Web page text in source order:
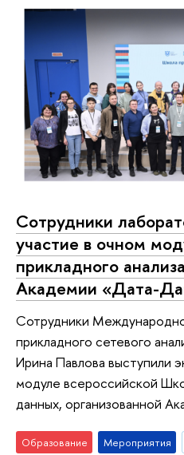
Сотрудники
участие в очном
прикладного
Академии «Дата-
Сотрудники
прикладного сетевого
Ирина Павлова выступили
модуле всероссийской
данных, организованной
Образование Мероприятия